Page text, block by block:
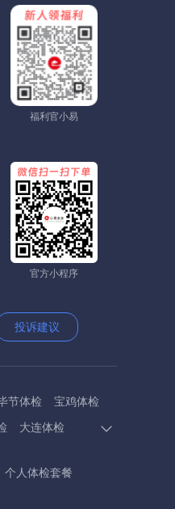
福利官小易
官方小程序
投诉建议
节体检
宝鸡体检
大连体检
葫芦岛体检
个人体检套餐